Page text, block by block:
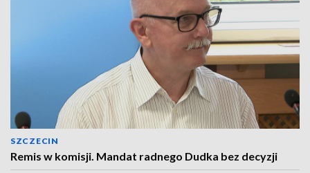
SZCZECIN
Remis w komisji. Mandat radnego Dudka bez decyzji